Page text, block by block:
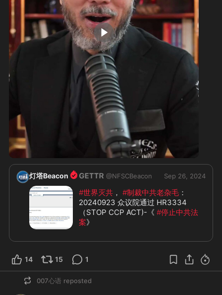
灯塔Beacon @NFSCBeacon Sep 26, 2024
#世界灭共 ， #制裁中共老杂毛 ：
20240923 众议院通过 HR3334
（STOP CCP ACT)-《 #停止中共法
案》
1. 中共中央委员会每个成员；
2. 如果中共中央解散，其后继组织的
每个成员；
3.上述成员的成年家属，包括配偶或配
偶的成年家属；
14 15 1
007心语 reposted